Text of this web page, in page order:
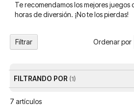
Te recomendamos los mejores juegos
horas de diversión. ¡No te los pierdas!
7 artículos
Ordenar por
Filtrar
FILTRANDO POR